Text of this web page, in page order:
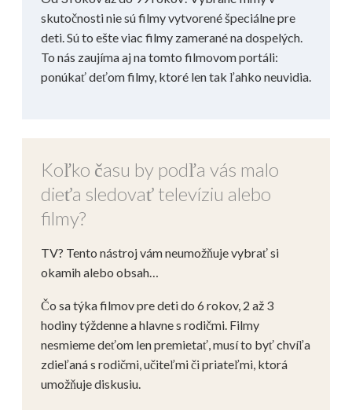
skutočnosti nie sú filmy vytvorené špeciálne pre
deti. Sú to ešte viac filmy zamerané na dospelých.
To nás zaujíma aj na tomto filmovom portáli:
ponúkať deťom filmy, ktoré len tak ľahko neuvidia.
Koľko času by podľa vás malo
dieťa sledovať televíziu alebo
filmy?
TV? Tento nástroj vám neumožňuje vybrať si
okamih alebo obsah…
Čo sa týka filmov pre deti do 6 rokov, 2 až 3
hodiny týždenne a hlavne s rodičmi. Filmy
nesmieme deťom len premietať, musí to byť chvíľa
zdieľaná s rodičmi, učiteľmi či priateľmi, ktorá
umožňuje diskusiu.